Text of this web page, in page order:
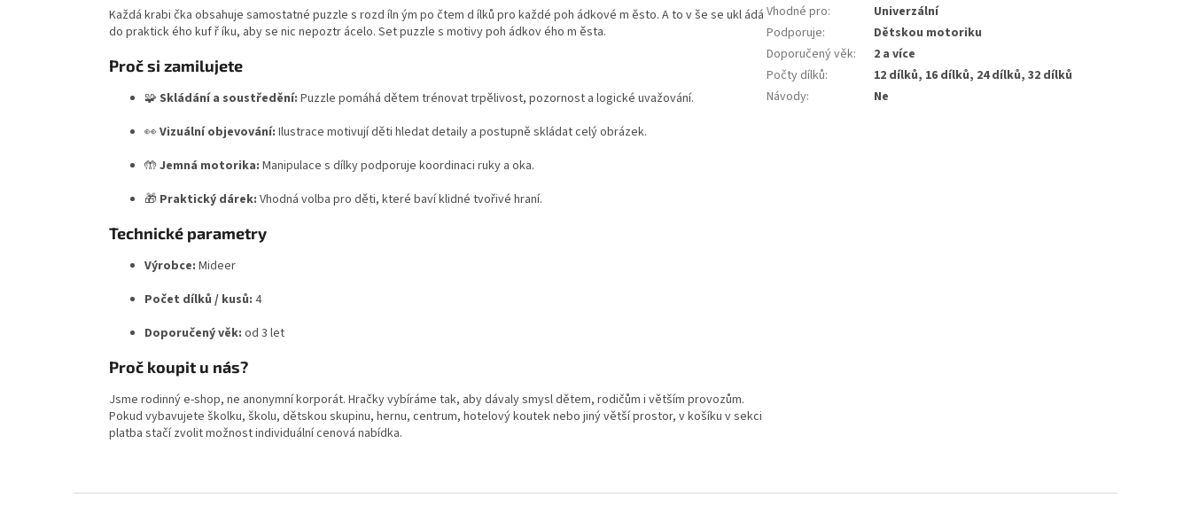
Každá krabi čka obsahuje samostatné puzzle s rozd íln ým po čtem d ílků pro každé poh ádkové m ěsto. A to v še se ukl ádá
do praktick ého kuf ř íku, aby se nic nepoztr ácelo. Set puzzle s motivy poh ádkov ého m ěsta.
Proč si zamilujete
🧩 Skládání a soustředění: Puzzle pomáhá dětem trénovat trpělivost, pozornost a logické uvažování.
👀 Vizuální objevování: Ilustrace motivují děti hledat detaily a postupně skládat celý obrázek.
🤲 Jemná motorika: Manipulace s dílky podporuje koordinaci ruky a oka.
🎁 Praktický dárek: Vhodná volba pro děti, které baví klidné tvořivé hraní.
Technické parametry
Výrobce: Mideer
Počet dílků / kusů: 4
Doporučený věk: od 3 let
Proč koupit u nás?
Jsme rodinný e-shop, ne anonymní korporát. Hračky vybíráme tak, aby dávaly smysl dětem, rodičům i větším provozům.
Pokud vybavujete školku, školu, dětskou skupinu, hernu, centrum, hotelový koutek nebo jiný větší prostor, v košíku v sekci
platba stačí zvolit možnost individuální cenová nabídka.
Vhodné pro:
Univerzální
Podporuje:
Dětskou motoriku
Doporučený věk:
2 a více
Počty dílků:
12 dílků, 16 dílků, 24 dílků, 32 dílků
Návody: Ne